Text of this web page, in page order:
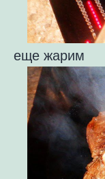
еще жарим